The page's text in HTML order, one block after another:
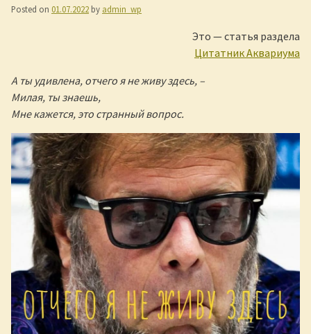
Posted on 01.07.2022 by admin_wp
Это — статья раздела
Цитатник Аквариума
А ты удивлена, отчего я не живу здесь, –
Милая, ты знаешь,
Мне кажется, это странный вопрос.